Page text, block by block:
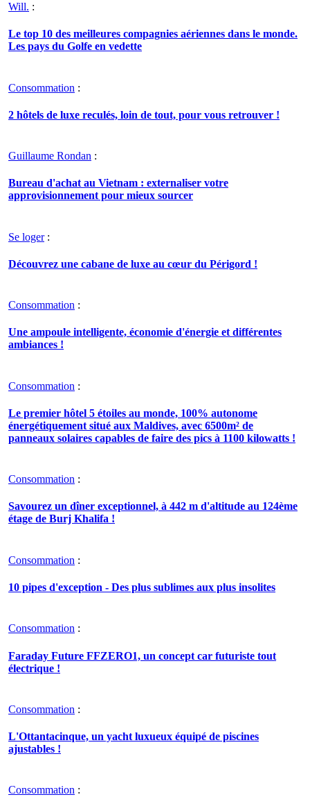
Will. :
Le top 10 des meilleures compagnies aériennes dans le monde.
Les pays du Golfe en vedette
Consommation :
2 hôtels de luxe reculés, loin de tout, pour vous retrouver !
Guillaume Rondan :
Bureau d'achat au Vietnam : externaliser votre
approvisionnement pour mieux sourcer
Se loger:
Découvrez une cabane de luxe au cœur du Périgord !
Consommation :
Une ampoule intelligente, économie d'énergie et différentes
ambiances !
Consommation :
Le premier hôtel 5 étoiles au monde, 100% autonome
énergétiquement situé aux Maldives, avec 6500m² de
panneaux solaires capables de faire des pics à 1100 kilowatts !
Consommation :
Savourez un dîner exceptionnel, à 442 m d'altitude au 124ème
étage de Burj Khalifa !
Consommation :
10 pipes d'exception - Des plus sublimes aux plus insolites
Consommation :
Faraday Future FFZERO1, un concept car futuriste tout
électrique !
Consommation :
L'Ottantacinque, un yacht luxueux équipé de piscines
ajustables !
Consommation :